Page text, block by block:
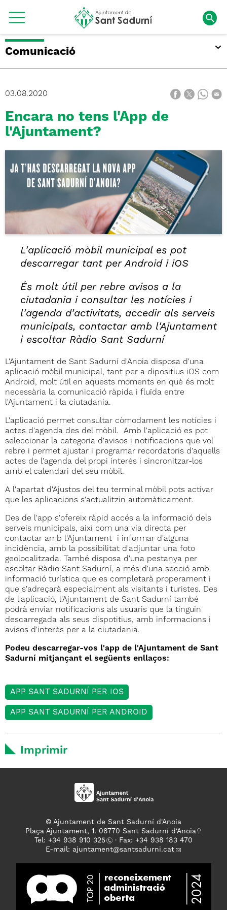
Comunicació
03.08.2020
Encara no tens l'App de
l'Ajuntament?
L'aplicació mòbil municipal es pot
descarregar tant per Android i iOS
És molt útil per rebre avisos a la
ciutadania i consultar les notícies i
l'agenda d'activitats, accedir als serveis
municipals, contactar amb l'Ajuntament
i escoltar Ràdio Sant Sadurní
L'Ajuntament de Sant Sadurní d'Anoia disposa d'una
aplicació mòbil municipal, tant per a dipositius iOS com
Android, molt útil en aquests moments en què és molt
necessària la comunicació ràpida i fluïda entre
l'Ajuntament i la ciutadania.
L'aplicació permet consultar còmodament les notícies i
actes d'agenda des del mòbil. Amb l'aplicació es pot
seleccionar la categoria d'avisos i notificacions que vol
rebre i permet ajustar i programar recordatoris d'aquells
actes de l'agenda del propi interès i sincronitzar-los
amb el calendari del seu mòbil.
A l'apartat d'Ajustos del teu terminal mòbil pots activar
que les aplicacions s'actualitzin automàticament.
Des de l'app s'ofereix ràpid accés a la informació dels
serveis municipals, així com una via directa per
contactar amb l'Ajuntament i informar d'alguna
incidència, amb la possibilitat d'adjuntar una foto
geolocalitzada. També disposa d'una pestanya per
escoltar Ràdio Sant Sadurní, a més d'una secció amb
informació turística que es completarà properament i
que s'adreçarà especialment als visitants i turistes. Des
de l'aplicació, l'Ajuntament de Sant Sadurní també
podrà enviar notificacions als usuaris que la tinguin
descarregada als seus dispotitius, amb informacions i
avisos d'interès per a la ciutadania.
Podeu descarregar-vos l'app de l'Ajuntament de Sant
Sadurní mitjançant el següents enllaços:
APP SANT SADURNÍ PER IOS
APP SANT SADURNÍ PER ANDROID
Imprimir
© Ajuntament de Sant Sadurní d'Anoia
Plaça Ajuntament, 1. 08770 Sant Sadurní d'Anoia
Tel: +34 938 910 325
· Fax: +34 938 183 470
E-mail: ajuntament@santsadurni.cat